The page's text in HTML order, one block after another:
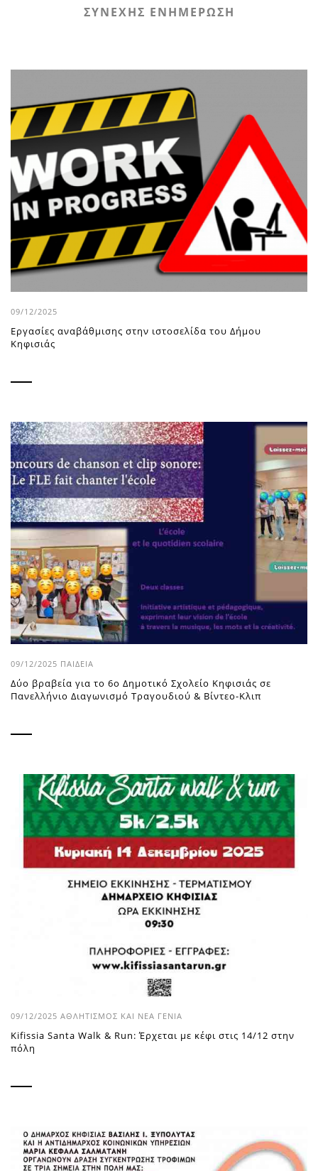
ΣΥΝΕΧΗΣ ΕΝΗΜΕΡΩΣΗ
09/12/2025
Εργασίες αναβάθμισης στην ιστοσελίδα του Δήμου
Κηφισιάς
09/12/2025 ΠΑΙΔΕΊΑ
Δύο βραβεία για το 6o Δημοτικό Σχολείο Κηφισιάς σε
Πανελλήνιο Διαγωνισμό Τραγουδιού & Βίντεο-Κλιπ
09/12/2025 ΑΘΛΗΤΙΣΜΌΣ ΚΑΙ ΝΈΑ ΓΕΝΙΆ
Kifissia Santa Walk & Run: Έρχεται με κέφι στις 14/12 στην
πόλη